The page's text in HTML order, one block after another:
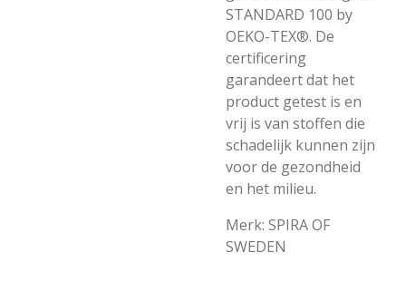
STANDARD 100 by
OEKO-TEX®. De
certificering
garandeert dat het
product getest is en
vrij is van stoffen die
schadelijk kunnen zijn
voor de gezondheid
en het milieu.
Merk: SPIRA OF
SWEDEN